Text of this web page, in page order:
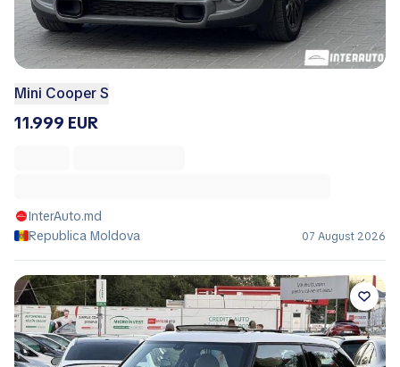
Mini Cooper S
11.999 EUR
InterAuto.md
Republica Moldova
07 August 2026